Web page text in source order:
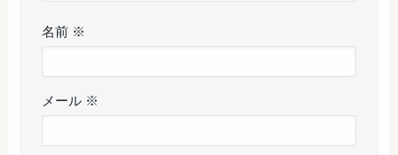
名前 ※
メール ※